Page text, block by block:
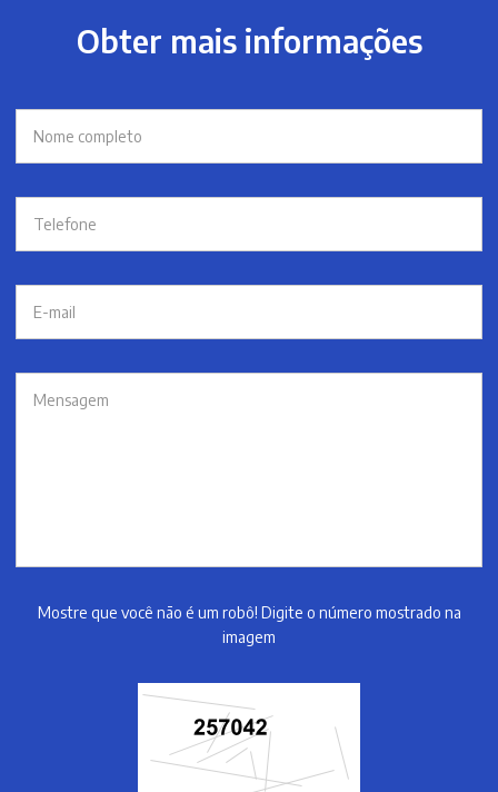
Obter mais informações
Mostre que você não é um robô! Digite o número mostrado na
imagem